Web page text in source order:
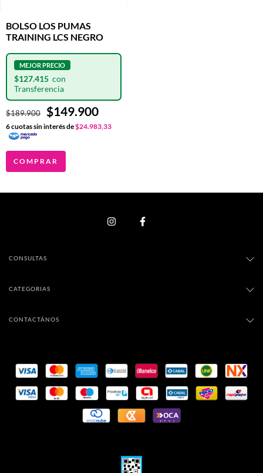
BOLSO LOS PUMAS
TRAINING LCS NEGRO
$189.900 $149.900
$127.415
6cuotas sin interés de$24.983,33
COMPRAR
CONSULTAS
CATEGORIAS
CONTACTÁNOS